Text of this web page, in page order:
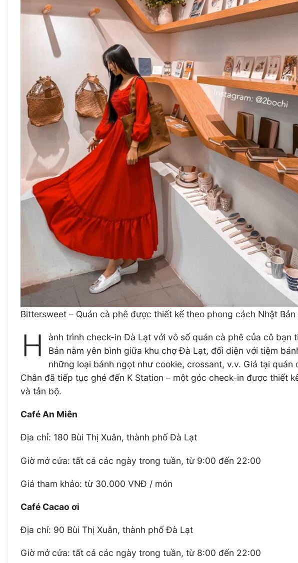
Bittersweet – Quán cà phê được thiết kế theo phong cách Nhật
H
ành trình check-in Đà Lạt với vô số quán cà phê của cô
Bản nằm yên bình giữa khu chợ Đà Lạt, đối diện với tiệm
những loại bánh ngọt như cookie, crossant, v.v. Giá tại
Chân đã tiếp tục ghé đến K Station – một góc check-in được thiết
và tản bộ.
Café An Miên
Địa chỉ: 180 Bùi Thị Xuân, thành phố Đà Lạt
Giờ mở cửa: tất cả các ngày trong tuần, từ 9:00 đến 22:00
Giá tham khảo: từ 30.000 VNĐ / món
Café Cacao ơi
Địa chỉ: 90 Bùi Thị Xuân, thành phố Đà Lạt
Giờ mở cửa: tất cả các ngày trong tuần, từ 8:00 đến 22:00